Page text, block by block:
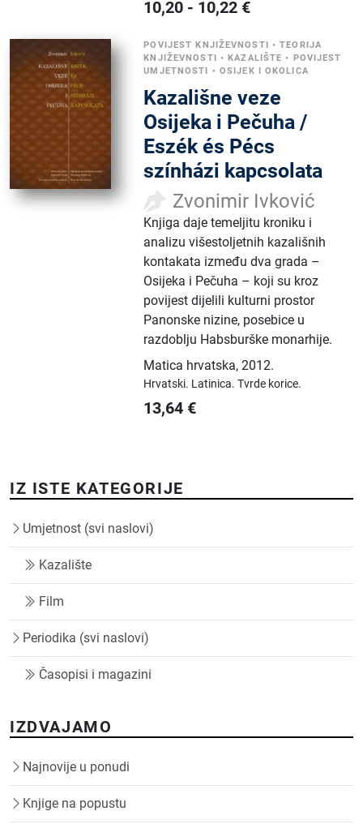
10,20 - 10,22 €
POVIJEST KNJIŽEVNOSTI •TEORIJA
KNJIŽEVNOSTI •KAZALIŠTE • POVIJEST
UMJETNOSTI • OSIJEK I OKOLICA
Kazališne veze
Osijeka i Pečuha /
Eszék és Pécs
színházi kapcsolata
Zvonimir Ivković
Knjiga daje temeljitu kroniku i
analizu višestoljetnih kazališnih
kontakata između dva grada –
Osijeka i Pečuha – koji su kroz
povijest dijelili kulturni prostor
Panonske nizine, posebice u
razdoblju Habsburške monarhije.
Matica hrvatska,2012.
Hrvatski. Latinica.Tvrde korice.
13,64 €
IZ ISTE KATEGORIJE
Umjetnost (svi naslovi)
Kazalište
Film
Periodika (svi naslovi)
Časopisi i magazini
IZDVAJAMO
Najnovije u ponudi
Knjige na popustu